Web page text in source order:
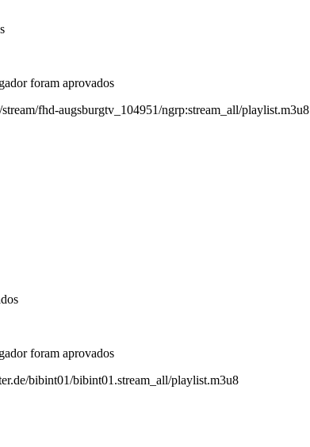
foram aprovados
fhd-augsburgtv_104951/ngrp:stream_all/playlist.m3u8
foram aprovados
bibint01/bibint01.stream_all/playlist.m3u8